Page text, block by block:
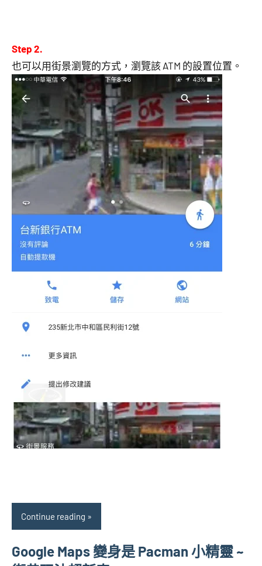
Step 2.
也可以用街景瀏覽的方式，瀏覽該 ATM 的設置位置。
Continue reading
Google Maps 變身是 Pacman 小精靈 ~